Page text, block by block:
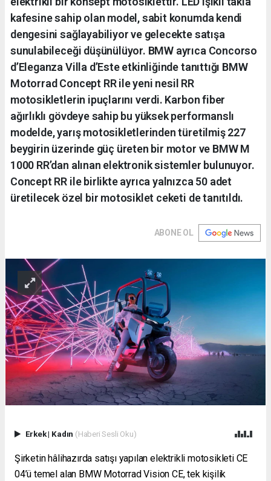
kafesine sahip olan model, sabit konumda kendi
dengesini sağlayabiliyor ve gelecekte satışa
sunulabileceği düşünülüyor. BMW ayrıca Concorso
d’Eleganza Villa d’Este etkinliğinde tanıttığı BMW
Motorrad Concept RR ile yeni nesil RR
motosikletlerin ipuçlarını verdi. Karbon fiber
ağırlıklı gövdeye sahip bu yüksek performanslı
modelde, yarış motosikletlerinden türetilmiş 227
beygirin üzerinde güç üreten bir motor ve BMW M
1000 RR’dan alınan elektronik sistemler bulunuyor.
Concept RR ile birlikte ayrıca yalnızca 50 adet
üretilecek özel bir motosiklet ceketi de tanıtıldı.
ABONE OL
Erkek| Kadın (Haberi Sesli Oku)
Şirketin hâlihazırda satışı yapılan elektrikli motosikleti CE
04’ü temel alan BMW Motorrad Vision CE, tek kişilik